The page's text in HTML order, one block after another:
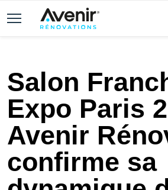
Salon
Expo Paris
Avenir
confirme sa